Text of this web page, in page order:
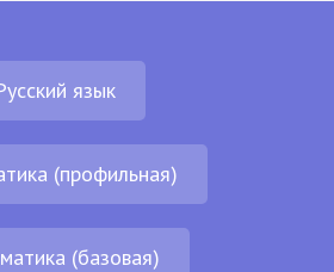
язык
(профильная)
(базовая)